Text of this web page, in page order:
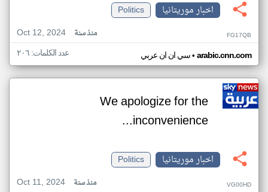
اخبار موريتانيا
Politics
Oct 12, 2024
منذ سنة FG17QB
سي ان ان عربي• arabic.cnn.com عدد الكلمات: ٢٠٦
We apologize for the
inconvenience...
اخبار موريتانيا
Politics
Oct 11, 2024
منذ سنة VG00HD